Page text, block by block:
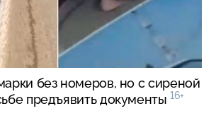
без номеров, но с сиреной
предъявить документы 16+